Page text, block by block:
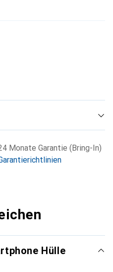
Monate Garantie (Bring-In)
Hülle